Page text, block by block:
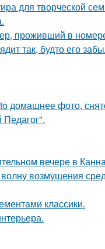
для творческой
проживший в
так, будто его
домашнее фото,
вечере в
возмущения
классики.